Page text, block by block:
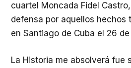
cuartel Moncada Fidel
defensa por aquellos hechos
en Santiago de Cuba el 26
La Historia me absolverá fue